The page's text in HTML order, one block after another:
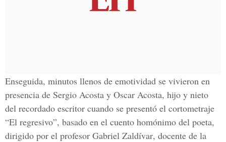
Enseguida, minutos llenos de emotividad se vivieron en
presencia de Sergio Acosta y Oscar Acosta, hijo y nieto
del recordado escritor cuando se presentó el cortometraje
“El regresivo”, basado en el cuento homónimo del poeta,
dirigido por el profesor Gabriel Zaldívar, docente de la